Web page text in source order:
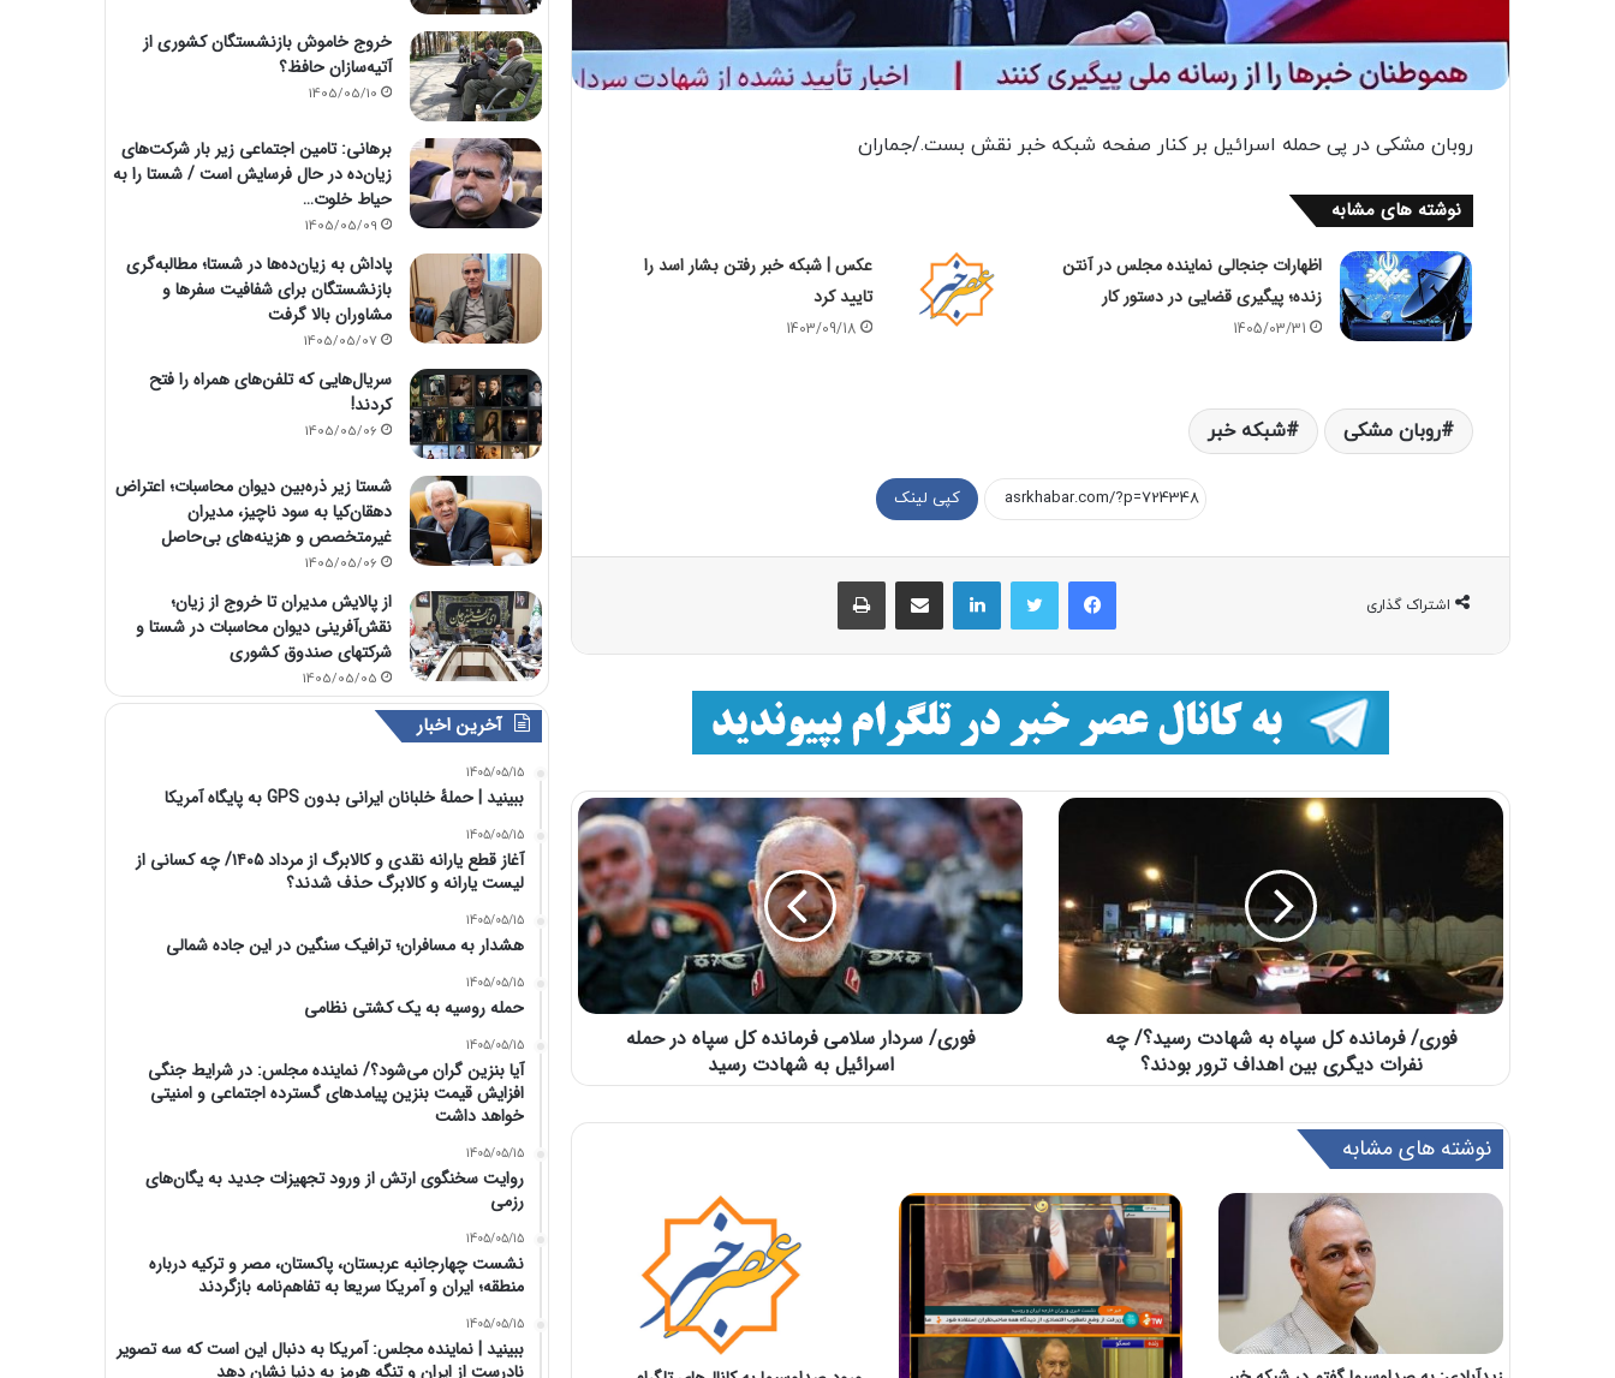
روبان مشکی در پی حمله اسرائیل بر کنار صفحه شبکه خبر نقش بست./جماران
نوشته های مشابه
اظهارات جنجالی نماینده مجلس در آنتن
زنده؛ پیگیری قضایی در دستور کار
1405/03/31
عکس | شبکه خبر رفتن بشار اسد را
تایید کرد
1403/09/18
روبان مشکی شبکه خبر
کپی لینک
اشتراک گذاری
فیسبوک لینکداین
فوری/ فرمانده کل سپاه به شهادت رسید؟/ چه
نفرات دیگری بین اهداف ترور بودند؟
فوری/ سردار سلامی فرمانده کل سپاه در حمله
اسرائیل به شهادت رسید
نوشته های مشابه
خروج خاموش بازنشستگان کشوری از
آتیه‌سازان حافظ؟
1405/05/10
برهانی: تامین اجتماعی زیر بار شرکت‌های
زیان‌ده در حال فرسایش است / شستا را به
حیاط خلوت…
1405/05/09
پاداش به زیان‌ده‌ها در شستا؛ مطالبه‌گری
بازنشستگان برای شفافیت سفرها و
مشاوران بالا گرفت
1405/05/07
سریال‌هایی که تلفن‌های همراه را فتح
کردند!
1405/05/06
شستا زیر ذره‌بین دیوان محاسبات؛ اعتراض
دهقان‌کیا به سود ناچیز، مدیران
غیرمتخصص و هزینه‌های بی‌حاصل
1405/05/06
از پالایش مدیران تا خروج از زیان؛
نقش‌آفرینی دیوان محاسبات در شستا و
شرکتهای صندوق کشوری
1405/05/05
آخرین اخبار
1405/05/15
ببینید | حملۀ خلبانان ایرانی بدون GPS به پایگاه آمریکا
1405/05/15
آغاز قطع یارانه نقدی و کالابرگ از مرداد ۱۴۰۵/ چه کسانی از
لیست یارانه و کالابرگ حذف شدند؟
1405/05/15
هشدار به مسافران؛ ترافیک سنگین در این جاده شمالی
1405/05/15
حمله روسیه به یک کشتی نظامی
1405/05/15
آیا بنزین گران می‌شود؟/ نماینده مجلس: در شرایط جنگی
افزایش قیمت بنزین پیامدهای گسترده اجتماعی و امنیتی
خواهد داشت
1405/05/15
روایت سخنگوی ارتش از ورود تجهیزات جدید به یگان‌های
رزمی
1405/05/15
نشست چهارجانبه عربستان، پاکستان، مصر و ترکیه درباره
منطقه؛ ایران و آمریکا سریعا به تفاهم‌نامه بازگردند
1405/05/15
ببینید | نماینده مجلس: آمریکا به دنبال این است که سه تصویر
نادرست از ایران و تنگه هرمز به دنیا نشان دهد